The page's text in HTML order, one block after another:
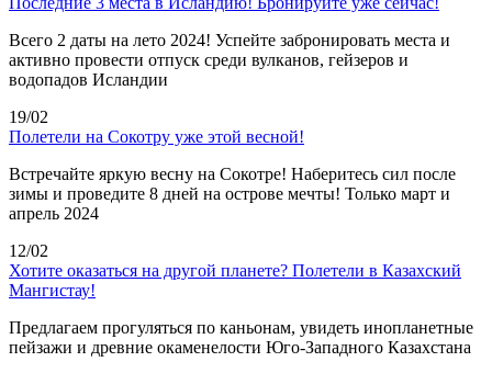
Всего 2 даты на лето 2024! Успейте забронировать места и
активно провести отпуск среди вулканов, гейзеров и
водопадов Исландии
19/02
Полетели на Сокотру уже этой весной!
Встречайте яркую весну на Сокотре! Наберитесь сил после
зимы и проведите 8 дней на острове мечты! Только март и
апрель 2024
12/02
Хотите оказаться на другой планете? Полетели в Казахский
Мангистау!
Предлагаем прогуляться по каньонам, увидеть инопланетные
пейзажи и древние окаменелости Юго-Западного Казахстана